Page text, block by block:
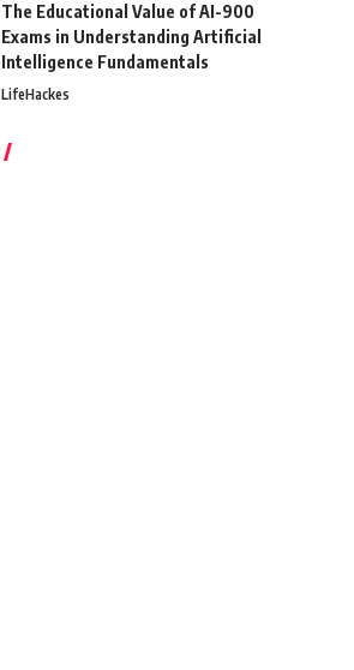
The Educational Value of AI-900
Exams in Understanding Artificial
Intelligence Fundamentals
LifeHackes